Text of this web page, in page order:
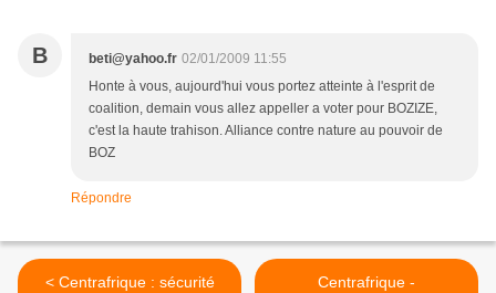
B beti@yahoo.fr 02/01/2009 11:55
Honte à vous, aujourd'hui vous portez atteinte à l'esprit de
coalition, demain vous allez appeller a voter pour BOZIZE,
c'est la haute trahison. Alliance contre nature au pouvoir de
BOZ
Répondre
< Centrafrique : sécurité
Centrafrique -